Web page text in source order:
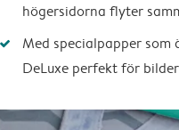
högersidorna flyter
Med specialpapper
DeLuxe perfekt för